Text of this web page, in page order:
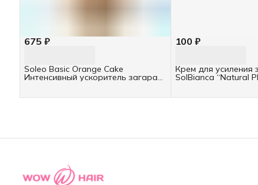
675 ₽
Soleo Basic Orange Cake
Интенсивный ускоритель загара
100 ₽
Крем для усиления
SolBianca “Natural